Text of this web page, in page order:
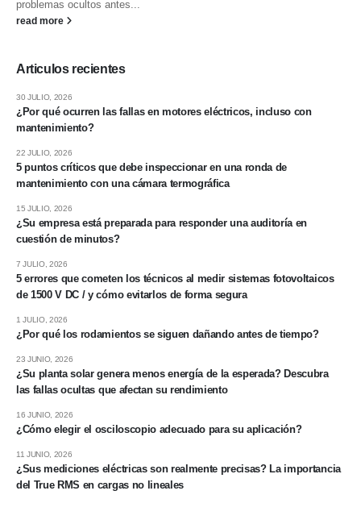
problemas ocultos antes...
read more
Articulos recientes
¿Por qué ocurren las fallas en motores eléctricos, incluso con
mantenimiento?
30 JULIO, 2026
5 puntos críticos que debe inspeccionar en una ronda de
mantenimiento con una cámara termográfica
22 JULIO, 2026
¿Su empresa está preparada para responder una auditoría en
cuestión de minutos?
15 JULIO, 2026
5 errores que cometen los técnicos al medir sistemas fotovoltaicos
de 1500 V DC / y cómo evitarlos de forma segura
7 JULIO, 2026
¿Por qué los rodamientos se siguen dañando antes de tiempo?
1 JULIO, 2026
¿Su planta solar genera menos energía de la esperada? Descubra
las fallas ocultas que afectan su rendimiento
23 JUNIO, 2026
¿Cómo elegir el osciloscopio adecuado para su aplicación?
16 JUNIO, 2026
¿Sus mediciones eléctricas son realmente precisas? La importancia
del True RMS en cargas no lineales
11 JUNIO, 2026